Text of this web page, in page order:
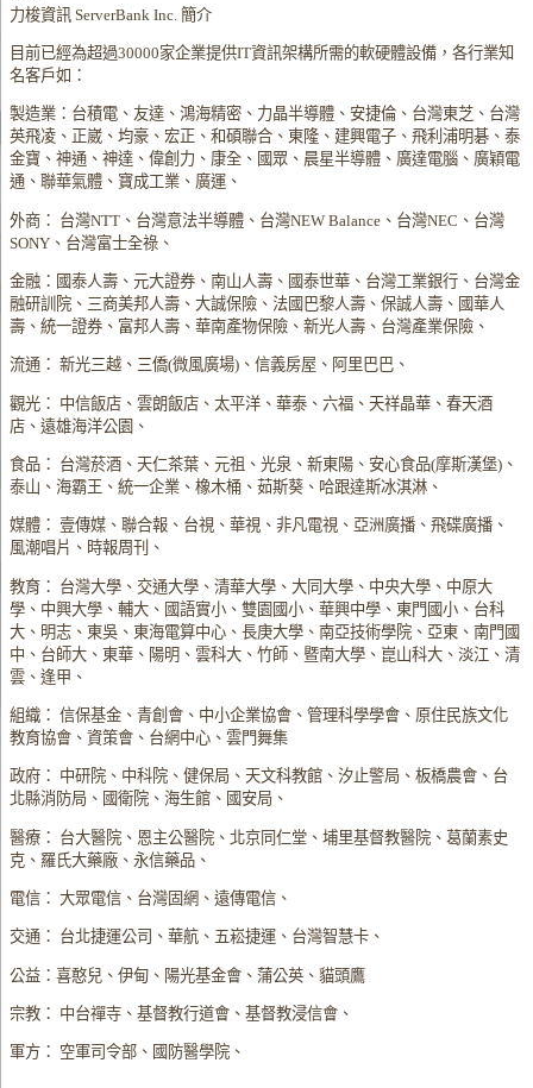
力梭資訊 ServerBank Inc. 簡介
目前已經為超過30000家企業提供IT資訊架構所需的軟硬體設備，各行業知
名客戶如：
製造業：台積電、友達、鴻海精密、力晶半導體、安捷倫、台灣東芝、台灣
英飛凌、正崴、均豪、宏正、和碩聯合、東隆、建興電子、飛利浦明碁、泰
金寶、神通、神達、偉創力、康全、國眾、晨星半導體、廣達電腦、廣穎電
通、聯華氣體、寶成工業、廣運、
外商： 台灣NTT、台灣意法半導體、台灣NEW Balance、台灣NEC、台灣
SONY、台灣富士全祿、
金融：國泰人壽、元大證券、南山人壽、國泰世華、台灣工業銀行、台灣金
融研訓院、三商美邦人壽、大誠保險、法國巴黎人壽、保誠人壽、國華人
壽、統一證券、富邦人壽、華南產物保險、新光人壽、台灣產業保險、
流通： 新光三越、三僑(微風廣場)、信義房屋、阿里巴巴、
觀光： 中信飯店、雲朗飯店、太平洋、華泰、六福、天祥晶華、春天酒
店、遠雄海洋公園、
食品： 台灣菸酒、天仁茶葉、元祖、光泉、新東陽、安心食品(摩斯漢堡)、
泰山、海霸王、統一企業、橡木桶、茹斯葵、哈跟達斯冰淇淋、
媒體： 壹傳媒、聯合報、台視、華視、非凡電視、亞洲廣播、飛碟廣播、
風潮唱片、時報周刊、
教育： 台灣大學、交通大學、清華大學、大同大學、中央大學、中原大
學、中興大學、輔大、國語實小、雙園國小、華興中學、東門國小、台科
大、明志、東吳、東海電算中心、長庚大學、南亞技術學院、亞東、南門國
中、台師大、東華、陽明、雲科大、竹師、暨南大學、崑山科大、淡江、清
雲、逢甲、
組織： 信保基金、青創會、中小企業協會、管理科學學會、原住民族文化
教育協會、資策會、台網中心、雲門舞集
政府： 中研院、中科院、健保局、天文科教館、汐止警局、板橋農會、台
北縣消防局、國衛院、海生館、國安局、
醫療： 台大醫院、恩主公醫院、北京同仁堂、埔里基督教醫院、葛蘭素史
克、羅氏大藥廠、永信藥品、
電信： 大眾電信、台灣固網、遠傳電信、
交通： 台北捷運公司、華航、五崧捷運、台灣智慧卡、
公益：喜憨兒、伊甸、陽光基金會、蒲公英、貓頭鷹
宗教： 中台禪寺、基督教行道會、基督教浸信會、
軍方： 空軍司令部、國防醫學院、